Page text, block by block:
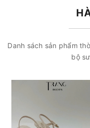
Danh sách sản phẩm
bộ